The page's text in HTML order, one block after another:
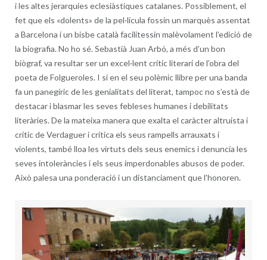
i les altes jerarquies eclesiàstiques catalanes. Possiblement, el
fet que els «dolents» de la pel·lícula fossin un marquès assentat
a Barcelona i un bisbe català facilitessin malèvolament l’edició de
la biografia. No ho sé. Sebastià Juan Arbó, a més d’un bon
biògraf, va resultar ser un excel·lent crític literari de l’obra del
poeta de Folgueroles. I si en el seu polèmic llibre per una banda
fa un panegíric de les genialitats del literat, tampoc no s’està de
destacar i blasmar les seves febleses humanes i debilitats
literàries. De la mateixa manera que exalta el caràcter altruista i
crític de Verdaguer i critica els seus rampells arrauxats i
violents, també lloa les virtuts dels seus enemics i denuncia les
seves intoleràncies i els seus imperdonables abusos de poder.
Això palesa una ponderació i un distanciament que l’honoren.